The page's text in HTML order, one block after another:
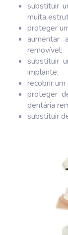
substituir
muita
proteger
aumentar
removível;
substituir
implante;
recobrir
proteger
dentária
substituir